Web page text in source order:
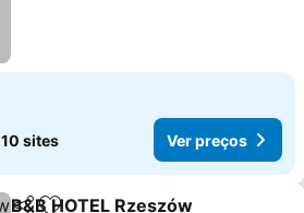
10 sites Ver preços
B&B HOTEL Rzeszów